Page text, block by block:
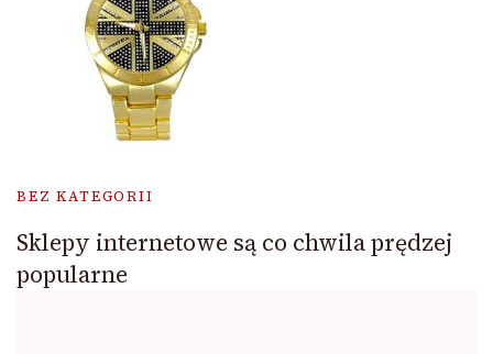
BEZ KATEGORII
Sklepy internetowe są co chwila prędzej
popularne